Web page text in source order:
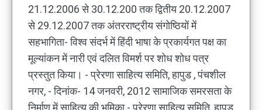
21.12.2006 से 30.12.200 तक द्वितीय 20.12.2007
से 29.12.2007 तक अंतरराष्ट्रीय संगोष्ठियों में
सहभागिता- विश्व संदर्भ में हिंदी भाषा के प्रकार्यगत पक्ष का
मूल्यांकन में नारी एवं दलित विमर्श पर शोध शोध पत्र
प्रस्तुत किया। - प्रेरणा साहित्य समिति, हापुड , पंचशील
नगर, - दिनांक- 14 जनवरी, 2012 सामाजिक समरसता के
निर्माण में साहित्य की भूमिका - प्रेरणा साहित्य समिति, हापुड